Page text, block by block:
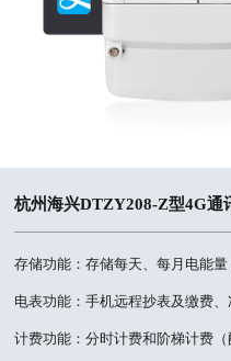
杭州海兴DTZY208-Z型4G通
存储功能：存储每天、每月电能
电表功能：手机远程抄表及缴费
计费功能：分时计费和阶梯计费（